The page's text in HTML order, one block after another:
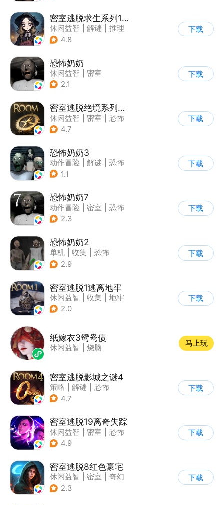
密室逃脱求生系列1极地冒险
休闲益智 解谜
推理
| 密室逃脱
4.8
下载
恐怖奶奶
休闲益智
密室
| 恐怖奶奶
2.1
下载
密室逃脱绝境系列2海盗船
休闲益智 密室
恐怖
| 密室逃脱
4.7
下载
恐怖奶奶3
动作冒险 解谜
恐怖
| 恐怖奶奶
1.1
下载
恐怖奶奶7
动作冒险 密室
恐怖
| 恐怖奶奶
2.3
下载
恐怖奶奶2
单机 收集
恐怖
| 恐怖奶奶
2.9
下载
密室逃脱1逃离地牢
休闲益智 收集
地牢
| 密室逃脱
2.0
下载
纸嫁衣3鸳鸯债
休闲益智 烧脑
马上玩
密室逃脱影城之谜4
策略 解谜
恐怖
| 密室逃脱
4.7
下载
密室逃脱19离奇失踪
休闲益智 密室
恐怖
| 密室逃脱
4.9
下载
密室逃脱8红色豪宅
休闲益智 密室
奇幻
| 密室逃脱
2.3
下载